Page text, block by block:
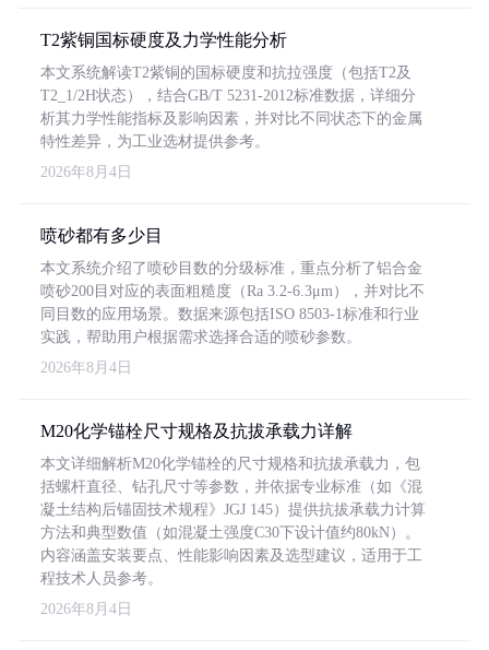
T2紫铜国标硬度及力学性能分析
本文系统解读T2紫铜的国标硬度和抗拉强度（包括T2及
T2_1/2H状态），结合GB/T 5231-2012标准数据，详细分
析其力学性能指标及影响因素，并对比不同状态下的金属
特性差异，为工业选材提供参考。
2026年8月4日
喷砂都有多少目
本文系统介绍了喷砂目数的分级标准，重点分析了铝合金
喷砂200目对应的表面粗糙度（Ra 3.2-6.3μm），并对比不
同目数的应用场景。数据来源包括ISO 8503-1标准和行业
实践，帮助用户根据需求选择合适的喷砂参数。
2026年8月4日
M20化学锚栓尺寸规格及抗拔承载力详解
本文详细解析M20化学锚栓的尺寸规格和抗拔承载力，包
括螺杆直径、钻孔尺寸等参数，并依据专业标准（如《混
凝土结构后锚固技术规程》JGJ 145）提供抗拔承载力计算
方法和典型数值（如混凝土强度C30下设计值约80kN）。
内容涵盖安装要点、性能影响因素及选型建议，适用于工
程技术人员参考。
2026年8月4日